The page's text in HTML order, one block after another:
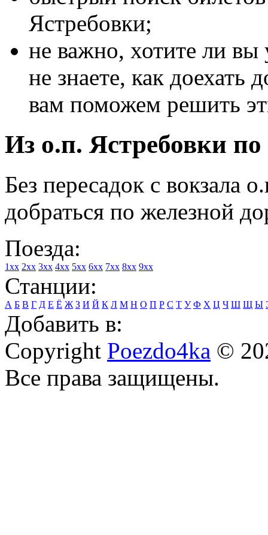
Ястребовки;
не важно, хотите ли вы
не знаете, как доехать
вам поможем решить
Из о.п. Ястребовки
Без пересадок с вокзала
добраться по железной
Поезда:
1xx 2xx 3xx 4xx 5xx 6xx 7xx 8xx 9xx
Станции:
А Б В Г Д Е Ё Ж З И Й К Л М Н О П Р С Т У Ф Х Ц Ч Ш Щ Ы
Добавить в:
Copyright Poezdo4ka ©
Все права защищены.